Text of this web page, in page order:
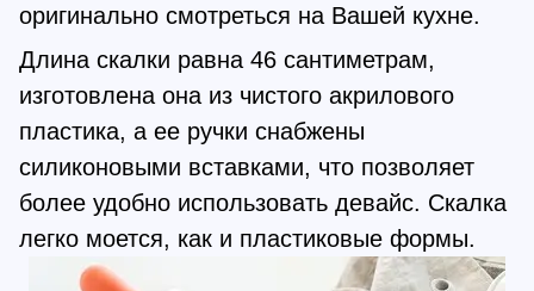
оригинально смотреться на Вашей кухне.
Длина скалки равна 46 сантиметрам,
изготовлена она из чистого акрилового
пластика, а ее ручки снабжены
силиконовыми вставками, что позволяет
более удобно использовать девайс. Скалка
легко моется, как и пластиковые формы.